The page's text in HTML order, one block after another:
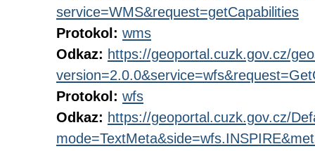
service=WMS&request=getCapabilities
Protokol: wms
Odkaz: https://geoportal.cuzk.gov.cz/
Protokol: wfs
Odkaz: https://geoportal.cuzk.gov.cz/